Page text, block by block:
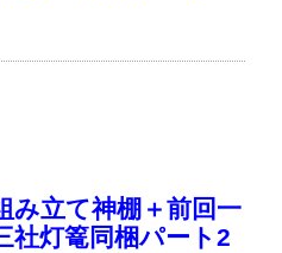
み立て神棚＋前回一
社灯篭同梱パート2